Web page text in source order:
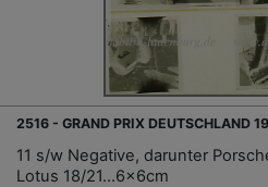
2516 - GRAND PRIX DEUTSCHLAND
11 s/w Negative, darunter
Lotus 18/21...6x6cm